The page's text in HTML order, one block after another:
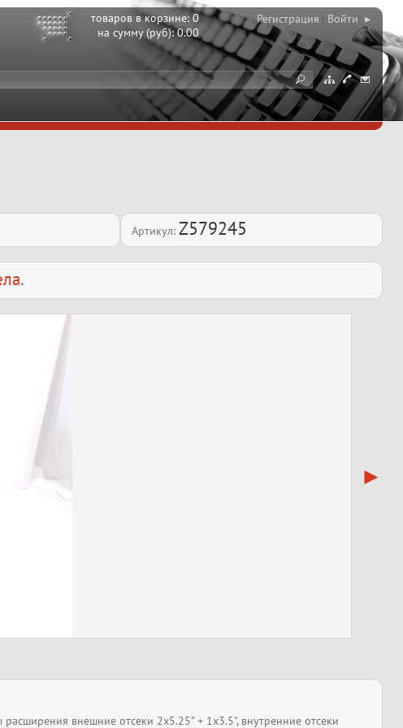
товаров в корзине:0
на сумму (руб):0.00
Регистрация Войти ▸
Артикул: Z579245
.
внешние отсеки 2x5.25" + 1x3.5", внутренние отсеки